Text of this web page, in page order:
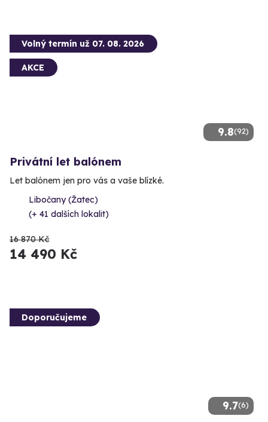
9.8(92)
Volný termín už 07. 08. 2026
AKCE
Privátní let balónem
Let balónem jen pro vás a vaše blízké.
Libočany (Žatec)
(+ 41 dalších lokalit)
16 870 Kč
14 490 Kč
9.7(6)
Doporučujeme